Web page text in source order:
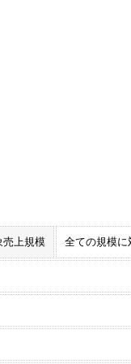
売上規模 全ての規模に